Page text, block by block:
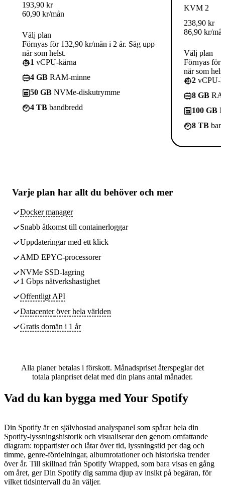
193,90 kr
60,90 kr/mån
Välj plan
Förnyas för 132,90 kr/mån i 2 år. Säg upp
när som helst.
1 vCPU-kärna
4 GB RAM-minne
50 GB NVMe-diskutrymme
4 TB bandbredd
KVM 2
238,90 kr
86,90 kr/
Välj plan
Förnyas för
när som
2 vCPU-
8 GB
100 GB
8 TB
Varje plan har allt du behöver och mer
Docker manager
Snabb åtkomst till containerloggar
Uppdateringar med ett klick
AMD EPYC-processorer
NVMe SSD-lagring
1 Gbps nätverkshastighet
Offentligt API
Datacenteröver hela världen
Gratis domän i 1 år
Alla planer betalas i förskott. Månadspriset återspeglar det
totala planpriset delat med din plans antal månader.
Vad du kan bygga med Your Spotify
Din Spotify är en självhostad analyspanel som spårar hela din
Spotify-lyssningshistorik och visualiserar den genom omfattande
diagram: toppartister och låtar över tid, lyssningstid per dag och
timme, genre-fördelningar, albumrotationer och historiska trender
över år. Till skillnad från Spotify Wrapped, som bara visas en gång
om året, ger Din Spotify dig samma djup av insikt på begäran, för
vilket tidsintervall du än väljer.